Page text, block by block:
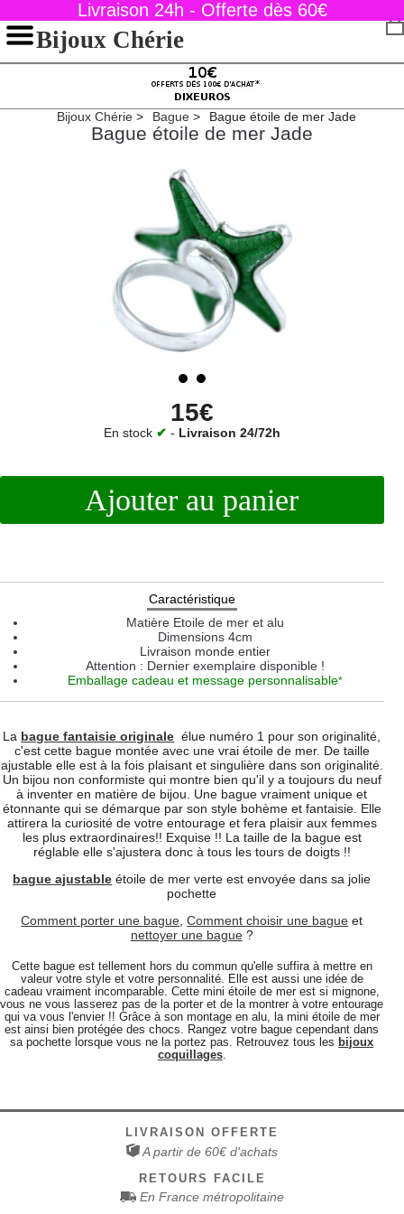
Bijoux Chérie
Livraison 24h - Offerte dès 60€
Bijoux Chérie Bague Bague étoile de mer Jade
Bague étoile de mer Jade
15€
En stock ✔ - Livraison 24/72h
La bague fantaisie originale élue numéro 1 pour son originalité,
c'est cette bague montée avec une vrai étoile de mer. De taille
ajustable elle est à la fois plaisant et singulière dans son originalité.
Un bijou non conformiste qui montre bien qu'il y a toujours du neuf
à inventer en matière de bijou. Une bague vraiment unique et
étonnante qui se démarque par son style bohème et fantaisie. Elle
attirera la curiosité de votre entourage et fera plaisir aux femmes
les plus extraordinaires!! Exquise !! La taille de la bague est
réglable elle s'ajustera donc à tous les tours de doigts !!
bague ajustable étoile de mer verte est envoyée dans sa jolie
pochette
Ajouter au panier
Caractéristique
Matière Etoile de mer et alu
Dimensions 4cm
Livraison monde entier
Attention : Dernier exemplaire disponible !
Emballage cadeau et message personnalisable*
Comment porter une bague ,Comment choisir une bague et
nettoyer une bague?
Cette bague est tellement hors du commun qu'elle suffira à mettre en
valeur votre style et votre personnalité. Elle est aussi une idée de
cadeau vraiment incomparable. Cette mini étoile de mer est si mignone,
vous ne vous lasserez pas de la porter et de la montrer à votre entourage
qui va vous l'envier !! Grâce à son montage en alu, la mini étoile de mer
est ainsi bien protégée des chocs. Rangez votre bague cependant dans
sa pochette lorsque vous ne la portez pas. Retrouvez tous les bijoux
coquillages.
LIVRAISON OFFERTE
A partir de 60€ d'achats
RETOURS FACILE
En France métropolitaine